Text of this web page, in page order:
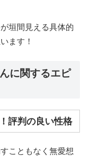
垣間見える具体的
ます！
に関するエピ
評判の良い性格
こともなく無愛想